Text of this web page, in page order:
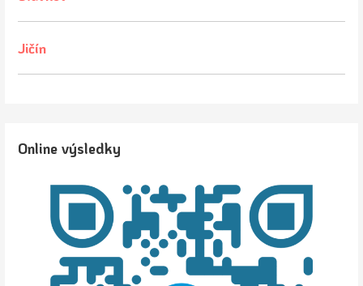
Jičín
Online výsledky